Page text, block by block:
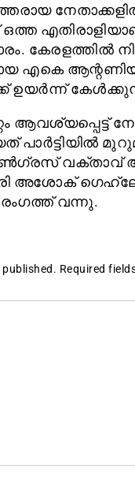
ഒത്ത
കേരളത്തിൽ
എകെ
ഉയർന്ന്
ആവശ്യപ്പെട്ട്
പാർട്ടിയിൽ
വക്താവ്
അശോക്
വന്നു.
Required